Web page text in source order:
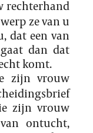
rechterhand
ze van u
dat een van
dan dat
komt.
zijn vrouw
zijn vrouw
ontucht,